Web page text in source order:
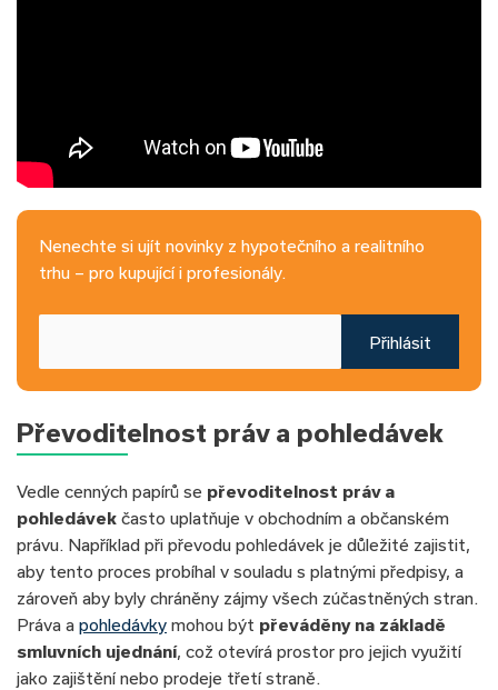
Nenechte si ujít novinky z hypotečního a realitního
trhu – pro kupující i profesionály.
Přihlásit
Převoditelnost práv a pohledávek
Vedle cenných papírů se převoditelnost práv a
pohledávek často uplatňuje v obchodním a občanském
právu. Například při převodu pohledávek je důležité zajistit,
aby tento proces probíhal v souladu s platnými předpisy, a
zároveň aby byly chráněny zájmy všech zúčastněných stran.
Práva a pohledávky mohou být převáděny na základě
smluvních ujednání, což otevírá prostor pro jejich využití
jako zajištění nebo prodeje třetí straně.